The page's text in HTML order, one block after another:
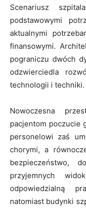
Scenariusz
podstawowymi
aktualnymi
finansowymi.
pograniczu dwóch
odzwierciedla
technologii i techniki.
Nowoczesna
pacjentom poczucie
personelowi zaś
chorymi, a
bezpieczeństwo,
przyjemnych
odpowiedzialną
natomiast budynki